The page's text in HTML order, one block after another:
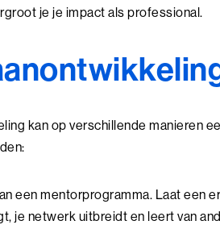
je je impact als professional.
kan op verschillende manieren
een mentorprogramma. Laat een
je netwerk uitbreidt en leert van